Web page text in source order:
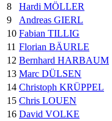
8
Hardi MÖLLER
9
Andreas GIERL
10 Fabian TILLIG
11 Florian BÄURLE
12 Bernhard HARBAUM
13 Marc DÜLSEN
14 Christoph KRÜPPEL
15 Chris LOUEN
16 David VOLKE